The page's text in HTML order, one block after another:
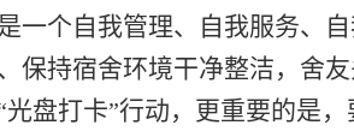
一个自我管理、自我服务、
保持宿舍环境干净整洁，舍
光盘打卡”行动，更重要的是